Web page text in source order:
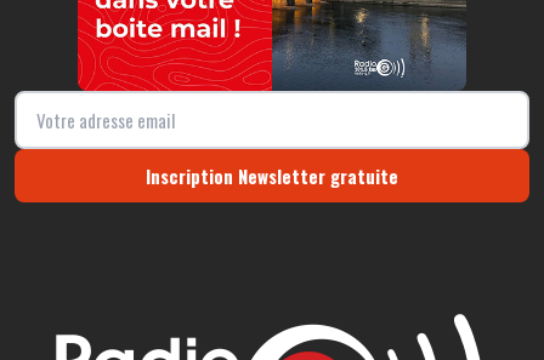
Inscription Newsletter gratuite